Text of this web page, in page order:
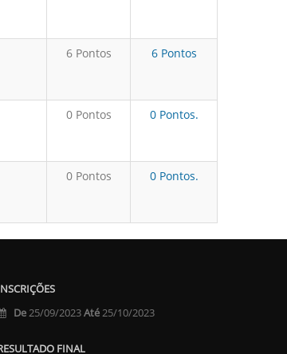
6 Pontos 6 Pontos
0 Pontos 0 Pontos.
0 Pontos 0 Pontos.
De25/09/2023Até25/10/2023
FINAL